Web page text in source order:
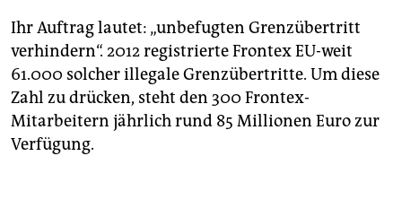
Ihr Auftrag lautet: „unbefugten Grenzübertritt
verhindern“. 2012 registrierte Frontex EU-weit
61.000 solcher illegale Grenzübertritte. Um diese
Zahl zu drücken, steht den 300 Frontex-
Mitarbeitern jährlich rund 85 Millionen Euro zur
Verfügung.